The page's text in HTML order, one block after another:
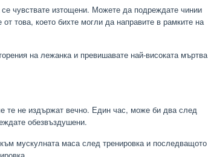
чувствате изтощени. Можете да подреждате чинии
това, което бихте могли да направите в рамките на
на лежанка и превишавате най-високата мъртва
те не издържат вечно. Един час, може би два след
обезвъздушени.
мускулната маса след тренировка и последващото